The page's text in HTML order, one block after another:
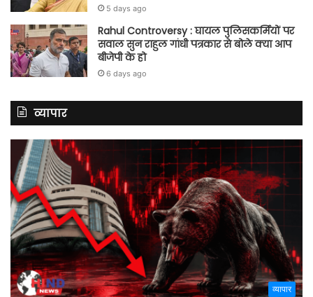
5 days ago
Rahul Controversy : घायल पुलिसकर्मियों पर
सवाल सुन राहुल गांधी पत्रकार से बोले क्या आप
बीजेपी के हो
6 days ago
व्यापार
व्यापार